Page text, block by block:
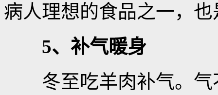
病人理想的食品之一，
5、补气暖身
冬至吃羊肉补气。气